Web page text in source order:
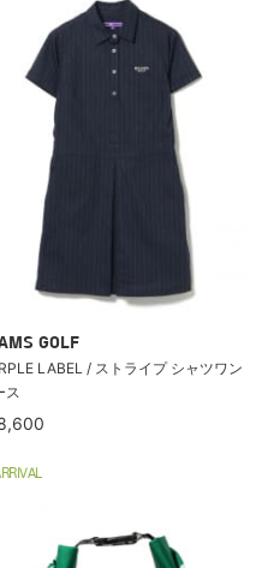
GOLF
LABEL / ストライプ シャツワン
ス